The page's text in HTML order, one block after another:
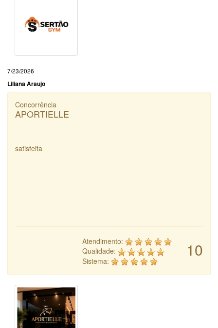
7/23/2026
Liliana Araujo
Concorrência
APORTIELLE
satisfeita
10
Atendimento:
Qualidade:
Sistema: